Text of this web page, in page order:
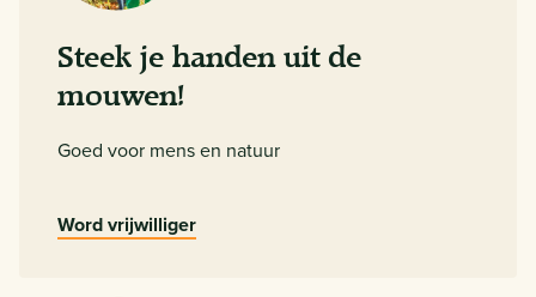
Steek je handen uit de
mouwen!
Goed voor mens en natuur
Word vrijwilliger